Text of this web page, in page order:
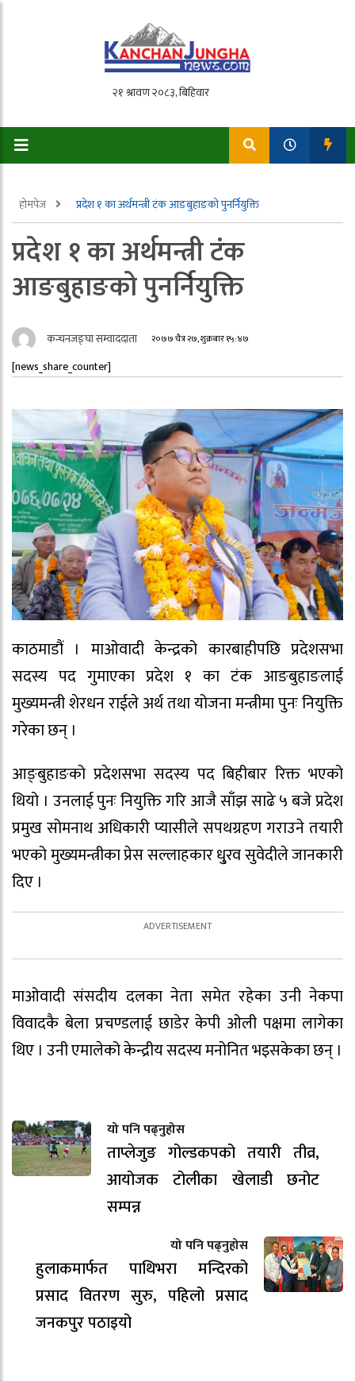
होमपेज प्रदेश १ का अर्थमन्त्री टंक आङबुहाङको पुनर्नियुक्ति
प्रदेश १ का अर्थमन्त्री टंक
आङबुहाङको पुनर्नियुक्ति
कन्चनजङ्घा सम्वाददाता २०७७ चैत्र २७, शुक्रबार १५:४७
[news_share_counter]
काठमाडौं । माओवादी केन्द्रको कारबाहीपछि प्रदेशसभा
सदस्य पद गुमाएका प्रदेश १ का टंक आङबुहाङलाई
मुख्यमन्त्री शेरधन राईले अर्थ तथा योजना मन्त्रीमा पुनः नियुक्ति
गरेका छन् ।
आङ्बुहाङको प्रदेशसभा सदस्य पद बिहीबार रिक्त भएको
थियो । उनलाई पुनः नियुक्ति गरि आजै साँझ साढे ५ बजे प्रदेश
प्रमुख सोमनाथ अधिकारी प्यासीले सपथग्रहण गराउने तयारी
भएको मुख्यमन्त्रीका प्रेस सल्लाहकार धु्रव सुवेदीले जानकारी
दिए ।
माओवादी संसदीय दलका नेता समेत रहेका उनी नेकपा
विवादकै बेला प्रचण्डलाई छाडेर केपी ओली पक्षमा लागेका
थिए । उनी एमालेको केन्द्रीय सदस्य मनोनित भइसकेका छन् ।
यो पनि पढ्नुहोस
ताप्लेजुङ गोल्डकपको तयारी तीव्र,
आयोजक टोलीका खेलाडी छनोट
सम्पन्न
यो पनि पढ्नुहोस
हुलाकमार्फत पाथिभरा मन्दिरको
प्रसाद वितरण सुरु, पहिलो प्रसाद
जनकपुर पठाइयो